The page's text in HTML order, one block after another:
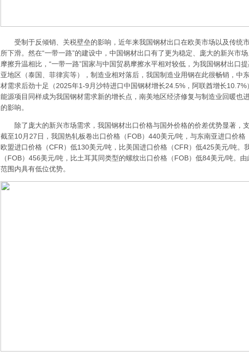
受制于反倾销、关税壁垒的影响，近年来我国钢材出口在欧美市场以及传统
所下滑。然在“一带一路”的建设中，中国钢材出口有了更为稳定、庞大的新兴市
摩擦升温相比，“一带一路”国家与中国贸易摩擦水平相对较低，为我国钢材出口
亚地区（泰国、菲律宾等），制造业相对落后，我国制造业用钢在此很畅销，中
材需求后劲十足（2025年1-9月沙特进口中国钢材增长24.5%，阿联酋增长10.7%
能源项目同样成为我国钢材需求新的增长点，南美地区经济修复与制造业回暖也
的影响。
除了庞大的新兴市场需求，我国钢材出口价格与国外价格的价差优势显著，支
截至10月27日，我国热轧板卷出口价格（FOB）440美元/吨，与东南亚进口价格
欧盟进口价格（CFR）低130美元/吨，比美国进口价格（CFR）低425美元/吨。
（FOB）456美元/吨，比土耳其同类型的螺纹出口价格（FOB）低84美元/吨。
范围内具有低位优势。